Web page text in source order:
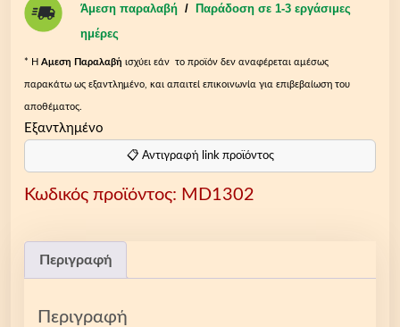
Άμεση παραλαβή /
Παράδοση σε 1-3 εργάσιμες
ημέρες
* Η Aμεση Παραλαβή ισχύει εάν το προϊόν δεν αναφέρεται αμέσως
παρακάτω ως εξαντλημένο, και απαιτεί επικοινωνία για επιβεβαίωση του
αποθέματος.
Εξαντλημένο
📋 Αντιγραφή link προϊόντος
Κωδικός προϊόντος: MD1302
Περιγραφή
Περιγραφή